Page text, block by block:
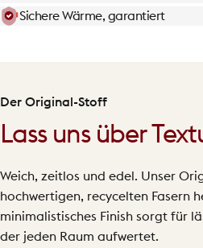
Sichere Wärme, garantiert
Der Original-Stoff
Lass uns über
Weich, zeitlos und edel. Unser
hochwertigen, recycelten Fasern
minimalistisches Finish sorgt für
der jeden Raum aufwertet.